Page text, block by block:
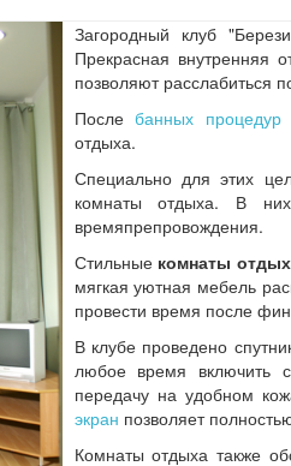
Загородный клуб
Прекрасная внутренняя
позволяют расслабиться
Послебанных процедур
отдыха.
Специально для этих
комнаты отдыха. В
времяпрепровождения.
Стильные комнаты
мягкая уютная мебель
провести время после
В клубе проведено
любое время включить
передачу на удобном
экран позволяет
Комнаты отдыха также